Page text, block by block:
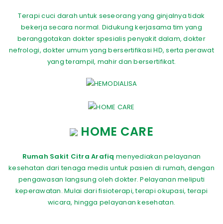
Terapi cuci darah untuk seseorang yang ginjalnya tidak
bekerja secara normal. Didukung kerjasama tim yang
beranggotakan dokter spesialis penyakit dalam, dokter
nefrologi, dokter umum yang bersertifikasi HD, serta perawat
yang terampil, mahir dan bersertifikat.
HOME CARE
Rumah Sakit Citra Arafiq menyediakan pelayanan
kesehatan dari tenaga medis untuk pasien di rumah, dengan
pengawasan langsung oleh dokter. Pelayanan meliputi
keperawatan. Mulai dari fisioterapi, terapi okupasi, terapi
wicara, hingga pelayanan kesehatan.